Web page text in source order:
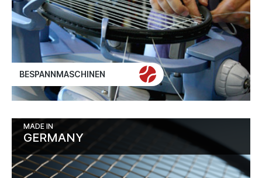
BESPANNMASCHINEN
MADE IN
GERMANY